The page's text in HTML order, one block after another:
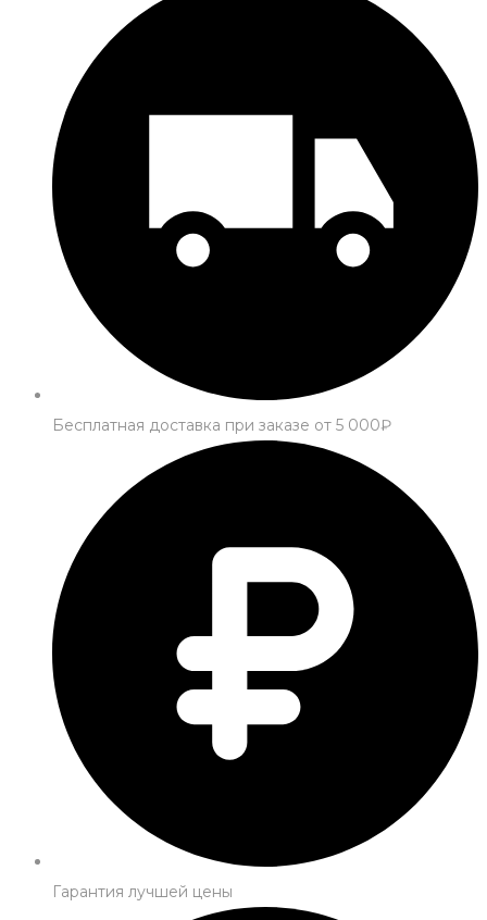
Бесплатная доставка при заказе от 5 000₽
Гарантия лучшей цены